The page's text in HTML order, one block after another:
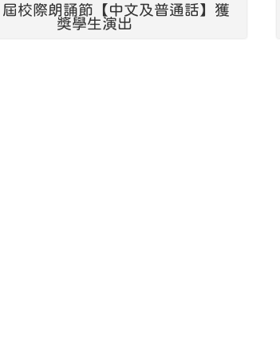
校際朗誦節【中文及普通話】獲
獎學生演出